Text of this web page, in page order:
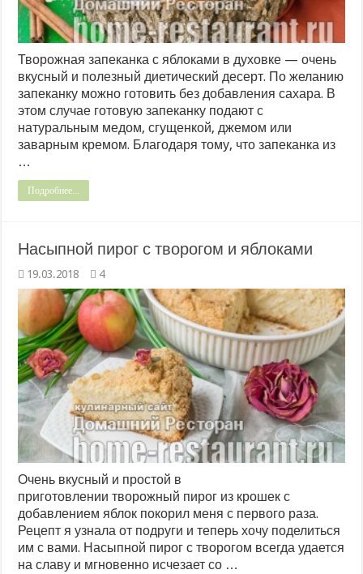
Творожная запеканка с яблоками в духовке — очень
вкусный и полезный диетический десерт. По желанию
запеканку можно готовить без добавления сахара. В
этом случае готовую запеканку подают с
натуральным медом, сгущенкой, джемом или
заварным кремом. Благодаря тому, что запеканка из
…
Подробнее...
Насыпной пирог с творогом и яблоками
19.03.2018 4
Очень вкусный и простой в
приготовлении творожный пирог из крошек с
добавлением яблок покорил меня с первого раза.
Рецепт я узнала от подруги и теперь хочу поделиться
им с вами. Насыпной пирог с творогом всегда удается
на славу и мгновенно исчезает со …